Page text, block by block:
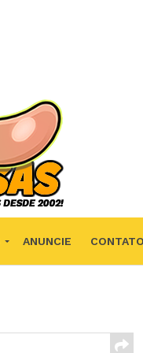
ANUNCIE CONTATO